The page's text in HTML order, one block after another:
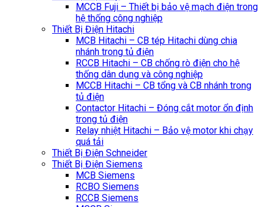
MCCB Fuji – Thiết bị bảo vệ mạch điện trong
hệ thống công nghiệp
Thiết Bị Điện Hitachi
MCB Hitachi – CB tép Hitachi dùng chia
nhánh trong tủ điện
RCCB Hitachi – CB chống rò điện cho hệ
thống dân dụng và công nghiệp
MCCB Hitachi – CB tổng và CB nhánh trong
tủ điện
Contactor Hitachi – Đóng cắt motor ổn định
trong tủ điện
Relay nhiệt Hitachi – Bảo vệ motor khi chạy
quá tải
Thiết Bị Điện Schneider
Thiết Bị Điện Siemens
MCB Siemens
RCBO Siemens
RCCB Siemens